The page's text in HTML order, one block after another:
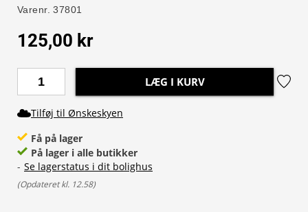
Varenr. 37801
125,00 kr
LÆG I KURV
Tilføj til Ønskeskyen
Få på lager
På lager i alle butikker
- Se lagerstatus i dit bolighus
(Opdateret kl. 12.58)